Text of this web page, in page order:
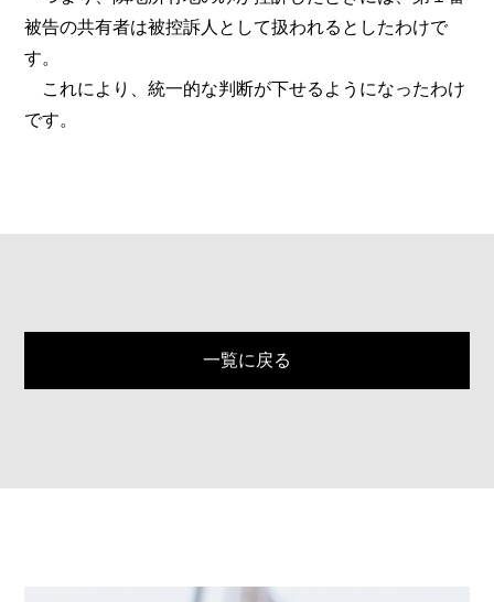
被告の共有者は被控訴人として扱われるとしたわけで
す。
これにより、統一的な判断が下せるようになったわけ
です。
一覧に戻る